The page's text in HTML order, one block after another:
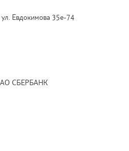
Евдокимова 35е-74
СБЕРБАНК